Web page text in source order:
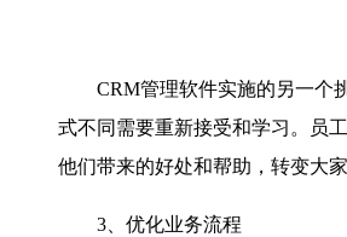
CRM管理软件实施的另一个挑
式不同需要重新接受和学习。员
他们带来的好处和帮助，转变大家
3、优化业务流程